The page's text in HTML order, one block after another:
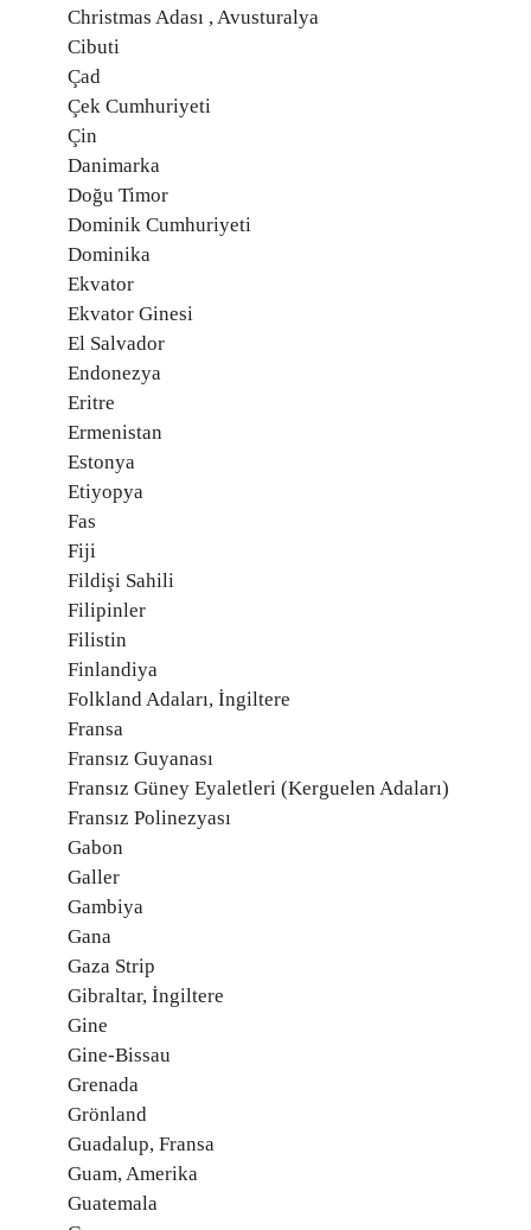
Christmas Adası , Avusturalya
Cibuti
Çad
Çek Cumhuriyeti
Çin
Danimarka
Doğu Timor
Dominik Cumhuriyeti
Dominika
Ekvator
Ekvator Ginesi
El Salvador
Endonezya
Eritre
Ermenistan
Estonya
Etiyopya
Fas
Fiji
Fildişi Sahili
Filipinler
Filistin
Finlandiya
Folkland Adaları, İngiltere
Fransa
Fransız Guyanası
Fransız Güney Eyaletleri (Kerguelen Adaları)
Fransız Polinezyası
Gabon
Galler
Gambiya
Gana
Gaza Strip
Gibraltar, İngiltere
Gine
Gine-Bissau
Grenada
Grönland
Guadalup, Fransa
Guam, Amerika
Guatemala